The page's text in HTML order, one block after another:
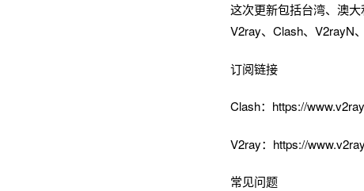
这次更新包括台湾、澳
V2ray、Clash、V2rayN
订阅链接
Clash：https://
V2ray：https://
常见问题